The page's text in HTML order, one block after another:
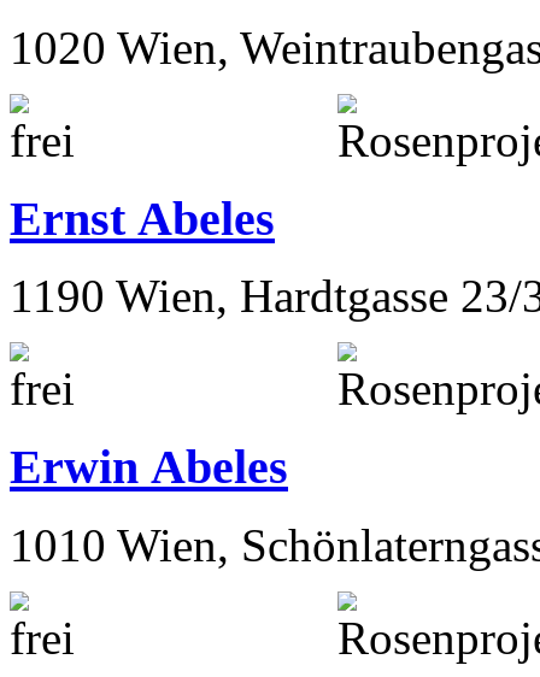
1020 Wien,
Ernst Abeles
1190 Wien, Hardtgasse 23/
Erwin Abeles
1010 Wien,